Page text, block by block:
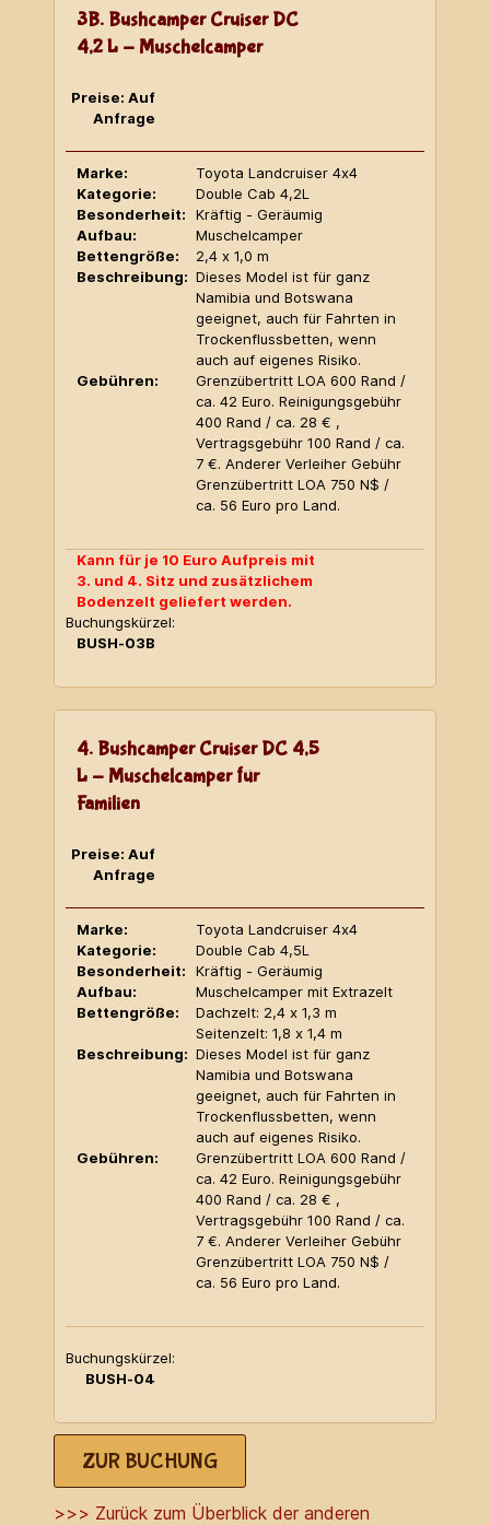
3B. Bushcamper Cruiser DC
4,2 L - Muschelcamper
Preise: Auf
Anfrage
Marke:
Toyota Landcruiser 4x4
Kategorie:
Double Cab 4,2L
Besonderheit:
Kräftig - Geräumig
Aufbau:
Muschelcamper
Bettengröße:
2,4 x 1,0 m
Beschreibung: Dieses Model ist für ganz
Namibia und Botswana
geeignet, auch für Fahrten in
Trockenflussbetten, wenn
auch auf eigenes Risiko.
Gebühren:
Grenzübertritt LOA 600 Rand /
ca. 42 Euro. Reinigungsgebühr
400 Rand / ca. 28 € ,
Vertragsgebühr 100 Rand / ca.
7 €. Anderer Verleiher Gebühr
Grenzübertritt LOA 750 N$ /
ca. 56 Euro pro Land.
Kann für je 10 Euro Aufpreis mit
3. und 4. Sitz und zusätzlichem
Bodenzelt geliefert werden.
Buchungskürzel:
BUSH-03B
4. Bushcamper Cruiser DC 4,5
L - Muschelcamper für
Familien
Preise: Auf
Anfrage
Marke:
Toyota Landcruiser 4x4
Kategorie:
Double Cab 4,5L
Besonderheit:
Kräftig - Geräumig
Aufbau:
Muschelcamper mit Extrazelt
Bettengröße:
Dachzelt: 2,4 x 1,3 m
Seitenzelt: 1,8 x 1,4 m
Beschreibung: Dieses Model ist für ganz
Namibia und Botswana
geeignet, auch für Fahrten in
Trockenflussbetten, wenn
auch auf eigenes Risiko.
Gebühren:
Grenzübertritt LOA 600 Rand /
ca. 42 Euro. Reinigungsgebühr
400 Rand / ca. 28 € ,
Vertragsgebühr 100 Rand / ca.
7 €. Anderer Verleiher Gebühr
Grenzübertritt LOA 750 N$ /
ca. 56 Euro pro Land.
Buchungskürzel:
BUSH-04
ZUR BUCHUNG
>>> Zurück zum Überblick der anderen